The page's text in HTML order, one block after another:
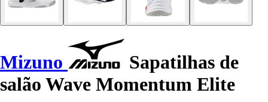
Mizuno
Sapatilhas de
salão Wave Momentum Elite